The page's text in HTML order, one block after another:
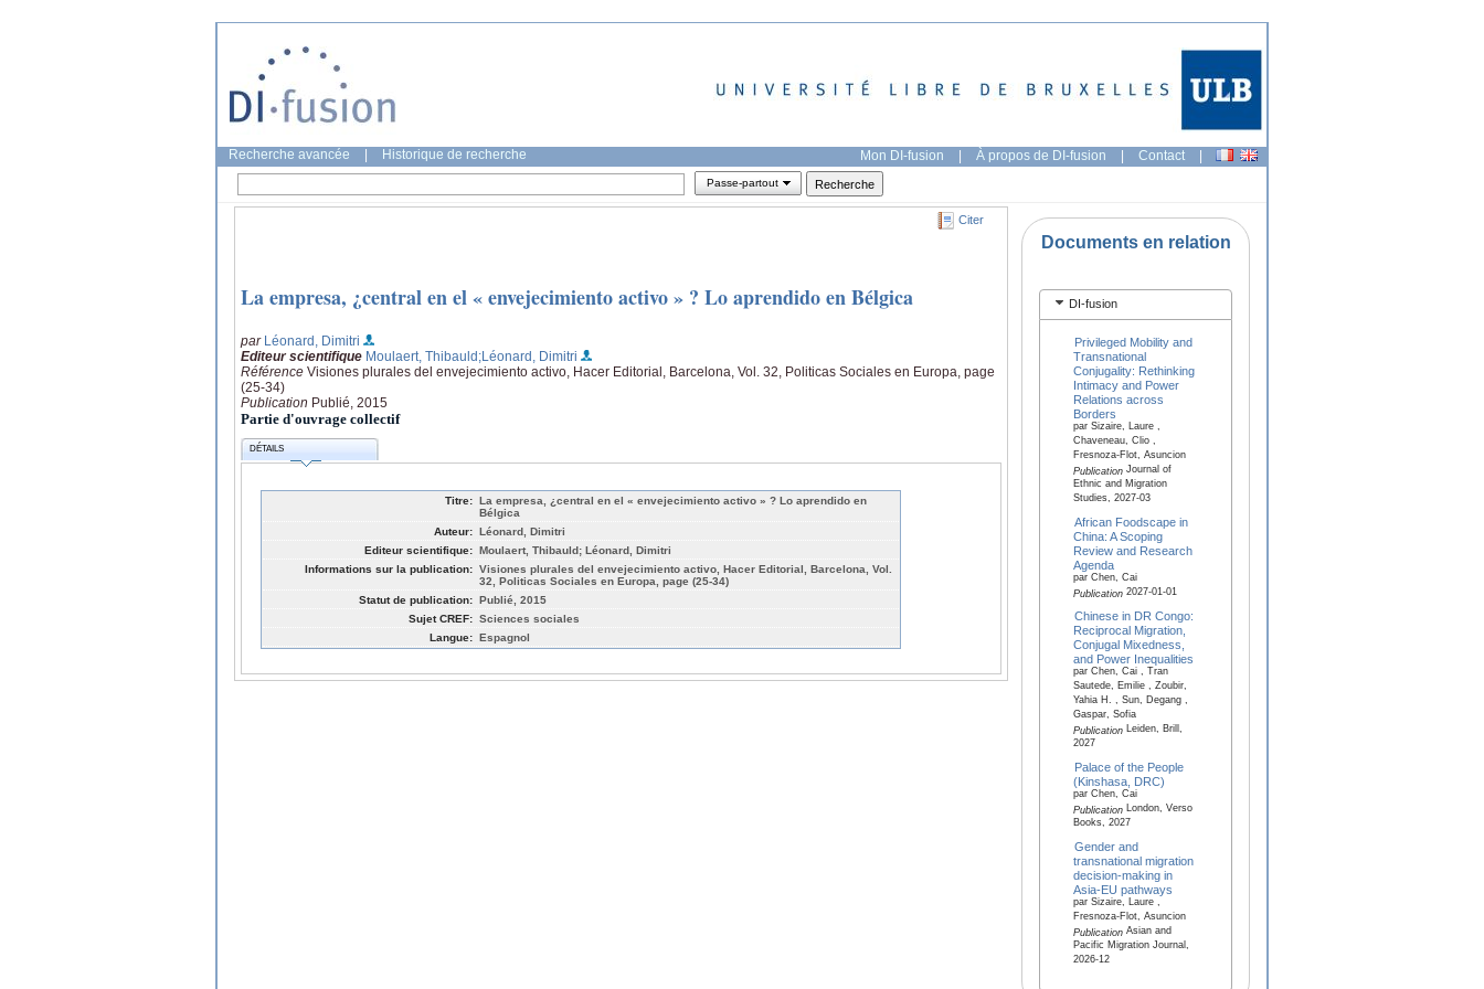
Recherche avancée Historique de recherche Mon DI-fusion | À propos de DI-fusion | Contact |
Passe-partout
Citer
La empresa, ¿central en el « envejecimiento activo » ? Lo aprendido en Bélgica
par Léonard, Dimitri
Editeur scientifique Moulaert, Thibauld;Léonard, Dimitri
Référence Visiones plurales del envejecimiento activo, Hacer Editorial, Barcelona, Vol. 32, Politicas Sociales en Europa, page
(25-34)
Publication Publié, 2015
Partie d'ouvrage collectif
DÉTAILS
Titre: La empresa, ¿central en el « envejecimiento activo » ? Lo aprendido en
Bélgica
Auteur: Léonard, Dimitri
Editeur scientifique: Moulaert, Thibauld; Léonard, Dimitri
Informations sur la publication: Visiones plurales del envejecimiento activo, Hacer Editorial, Barcelona, Vol.
32, Politicas Sociales en Europa, page (25-34)
Statut de publication: Publié, 2015
Sujet CREF: Sciences sociales
Langue: Espagnol
Documents en relation
DI-fusion
Privileged Mobility and
Transnational
Conjugality: Rethinking
Intimacy and Power
Relations across
Borders
par Sizaire, Laure ,
Chaveneau, Clio ,
Fresnoza-Flot, Asuncion
PublicationJournal of
Ethnic and Migration
Studies, 2027-03
African Foodscape in
China: A Scoping
Review and Research
Agenda
par Chen, Cai
Publication2027-01-01
Chinese in DR Congo:
Reciprocal Migration,
Conjugal Mixedness,
and Power Inequalities
par Chen, Cai , Tran
Sautede, Emilie , Zoubir,
Yahia H. , Sun, Degang ,
Gaspar, Sofia
PublicationLeiden, Brill,
2027
Palace of the People
(Kinshasa, DRC)
par Chen, Cai
PublicationLondon, Verso
Books, 2027
Gender and
transnational migration
decision-making in
Asia-EU pathways
par Sizaire, Laure ,
Fresnoza-Flot, Asuncion
PublicationAsian and
Pacific Migration Journal,
2026-12